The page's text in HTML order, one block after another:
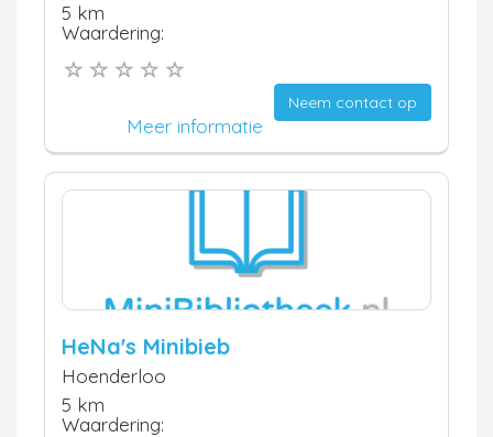
5 km
Waardering:
Neem contact op
Meer informatie
HeNa's Minibieb
Hoenderloo
5 km
Waardering: